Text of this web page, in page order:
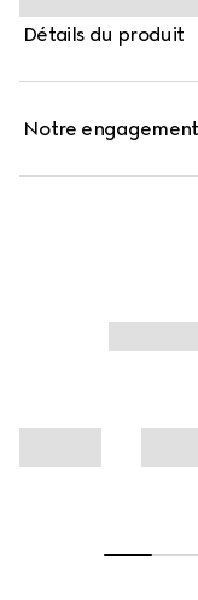
logo Gucci et
Détails du produit
Notre engagement